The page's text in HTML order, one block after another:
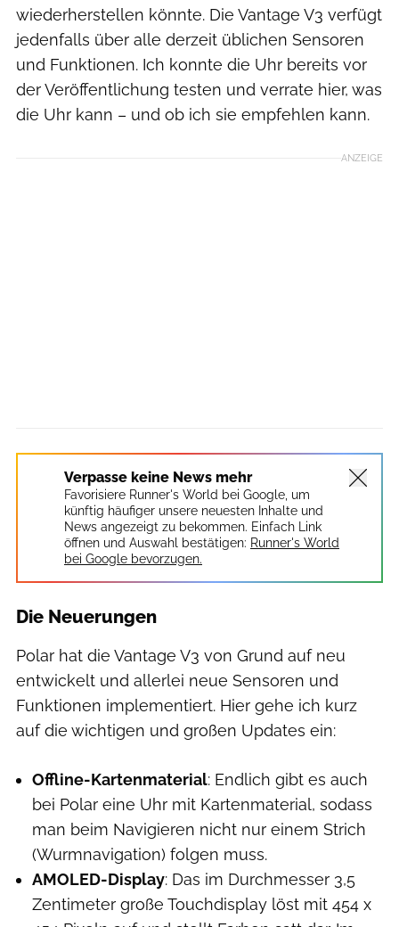
wiederherstellen könnte. Die Vantage V3 verfügt
jedenfalls über alle derzeit üblichen Sensoren
und Funktionen. Ich konnte die Uhr bereits vor
der Veröffentlichung testen und verrate hier, was
die Uhr kann – und ob ich sie empfehlen kann.
ANZEIGE
Verpasse keine News mehr
Favorisiere Runner's World bei Google, um
künftig häufiger unsere neuesten Inhalte und
News angezeigt zu bekommen. Einfach Link
öffnen und Auswahl bestätigen: Runner's World
bei Google bevorzugen.
Die Neuerungen
Polar hat die Vantage V3 von Grund auf neu
entwickelt und allerlei neue Sensoren und
Funktionen implementiert. Hier gehe ich kurz
auf die wichtigen und großen Updates ein:
Offline-Kartenmaterial: Endlich gibt es auch
bei Polar eine Uhr mit Kartenmaterial, sodass
man beim Navigieren nicht nur einem Strich
(Wurmnavigation) folgen muss.
AMOLED-Display: Das im Durchmesser 3,5
Zentimeter große Touchdisplay löst mit 454 x